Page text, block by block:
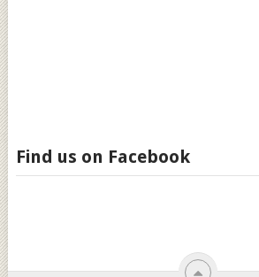
Find us on Facebook